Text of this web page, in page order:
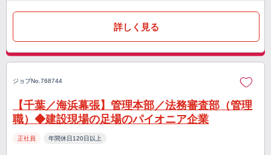
詳しく見る
ジョブNo.768744
【千葉／海浜幕張】管理本部／法務審査部（管理
職）◆建設現場の足場のパイオニア企業
正社員 年間休日120日以上